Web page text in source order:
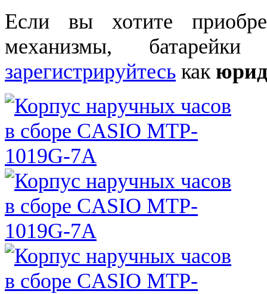
Если вы хотите
механизмы,
зарегистрируйтесь как